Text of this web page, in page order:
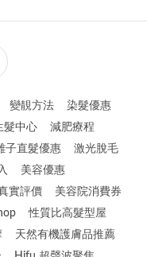
變靚方法
染髮優惠
髮中心
減肥療程
子直髮優惠
激光脫毛
美容優惠
實評價
美容院消費券
性質比高髮型屋
天然有機護膚品推薦